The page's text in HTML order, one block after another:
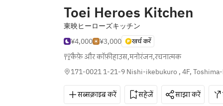
Toei Heroes Kitchen
東映ヒーローズキッチン
¥4,000
¥3,000 खर्च करें
कैफ़े और कॉफ़ीहाउस,मनोरंजन,रचनात्मक
171-0021 1-21-9 Nishi-ikebukuro , 4F, Toshima-
सब्सक्राइब करें सहेजें साझा करें